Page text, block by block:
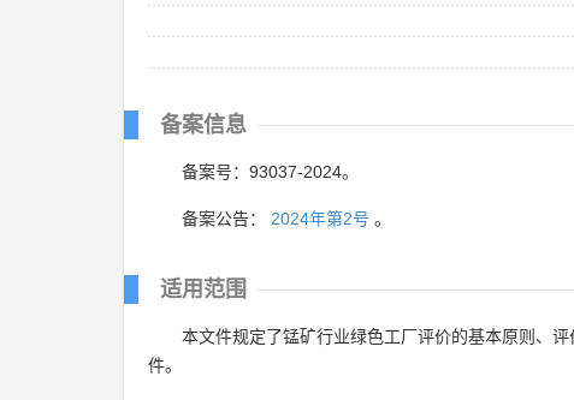
备案信息
备案号：93037-2024。
备案公告： 2024年第2号 。
适用范围
本文件规定了锰矿行业绿色工厂评价的基本原则、
件。